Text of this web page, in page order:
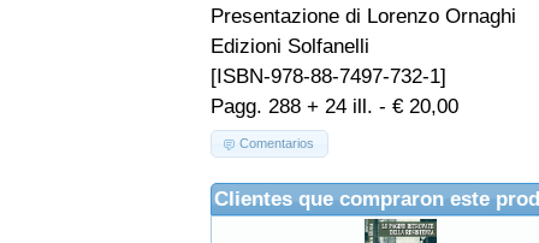
Presentazione di Lorenzo Ornaghi
Edizioni Solfanelli
[ISBN-978-88-7497-732-1]
Pagg. 288 + 24 ill. - € 20,00
Comentarios
Clientes que compraron este